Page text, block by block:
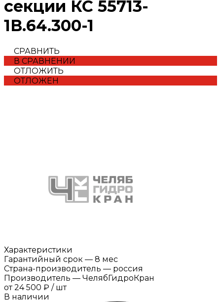
секции КС 55713-
1В.64.300-1
СРАВНИТЬ
В СРАВНЕНИИ
ОТЛОЖИТЬ
ОТЛОЖЕН
Характеристики
Гарантийный срок — 8 мес
Страна-производитель — россия
Производитель — ЧелябГидроКран
от 24 500 ₽ / шт
В наличии